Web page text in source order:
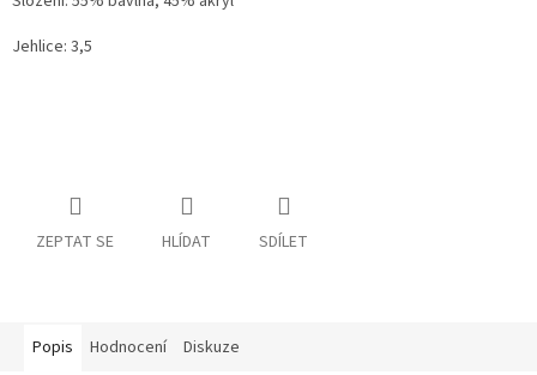
Jehlice: 3,5
ZEPTAT SE HLÍDAT SDÍLET
Popis Hodnocení Diskuze